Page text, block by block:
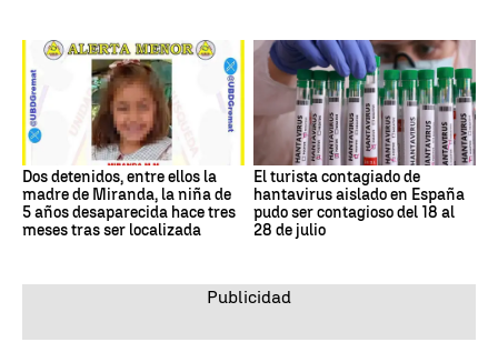
Dos detenidos, entre ellos la
madre de Miranda, la niña de
5 años desaparecida hace tres
meses tras ser localizada
El turista contagiado de
hantavirus aislado en España
pudo ser contagioso del 18 al
28 de julio